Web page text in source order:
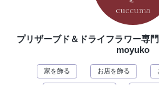
リンク
JDCA(ディスプレイスクール)
プリザーブド＆ドライフラワー専
moyuko
家を飾る お店を飾る